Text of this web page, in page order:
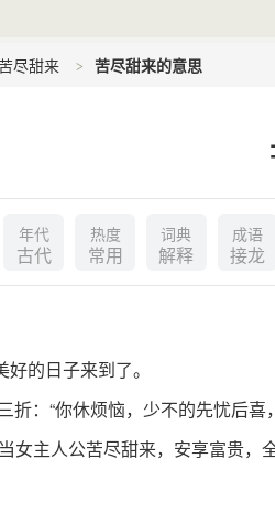
苦尽甜来 苦尽甜来的意思
年代
古代
热度
常用
词典
解释
成语
接龙
的日子来到了。
折：“你休烦恼，少不的先忧后喜
女主人公苦尽甜来，安享富贵